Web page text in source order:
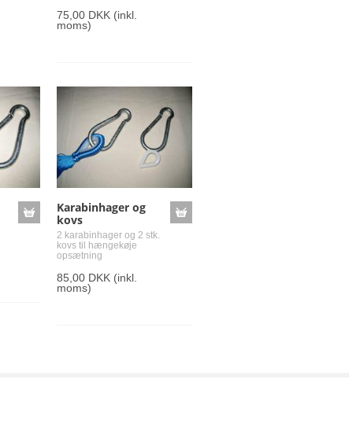
75,00 DKK(inkl.
moms)
Karabinhager og
kovs
2 karabinhager og 2 stk.
kovs til hængekøje
opsætning
85,00 DKK(inkl.
moms)